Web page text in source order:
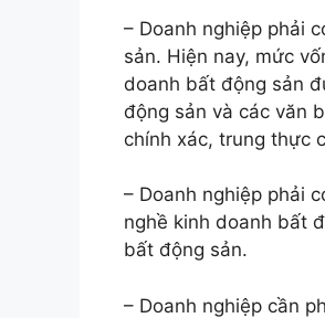
– Doanh nghiệp phải
sản. Hiện nay, mức
doanh bất động sản
động sản và các văn
chính xác, trung thực
– Doanh nghiệp phải
nghề kinh doanh bất
bất động sản.
– Doanh nghiệp cần